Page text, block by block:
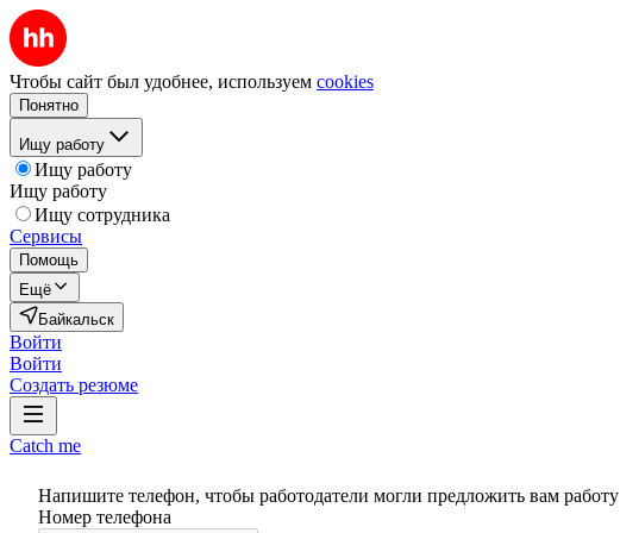
Чтобы сайт был удобнее, используем cookies
Понятно
Ищу работу
Ищу работу
Ищу работу
Ищу сотрудника
Сервисы
Помощь
Ещё
Байкальск
Войти
Войти
Создать резюме
Catch me
Напишите телефон, чтобы работодатели могли предложить вам работу
Номер телефона